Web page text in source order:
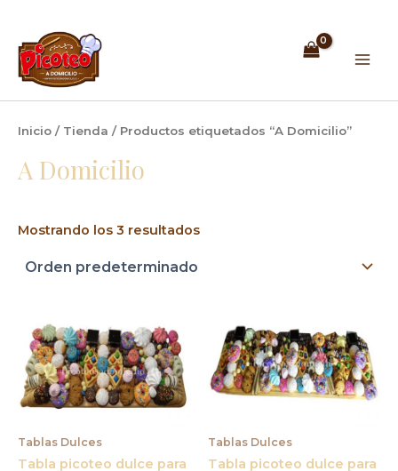
contenido
Inicio / Tienda / Productos etiquetados “A Domicilio”
A Domicilio
Mostrando los 3 resultados
Tablas Dulces
Tabla picoteo dulce para
Tablas Dulces
Tabla picoteo dulce para